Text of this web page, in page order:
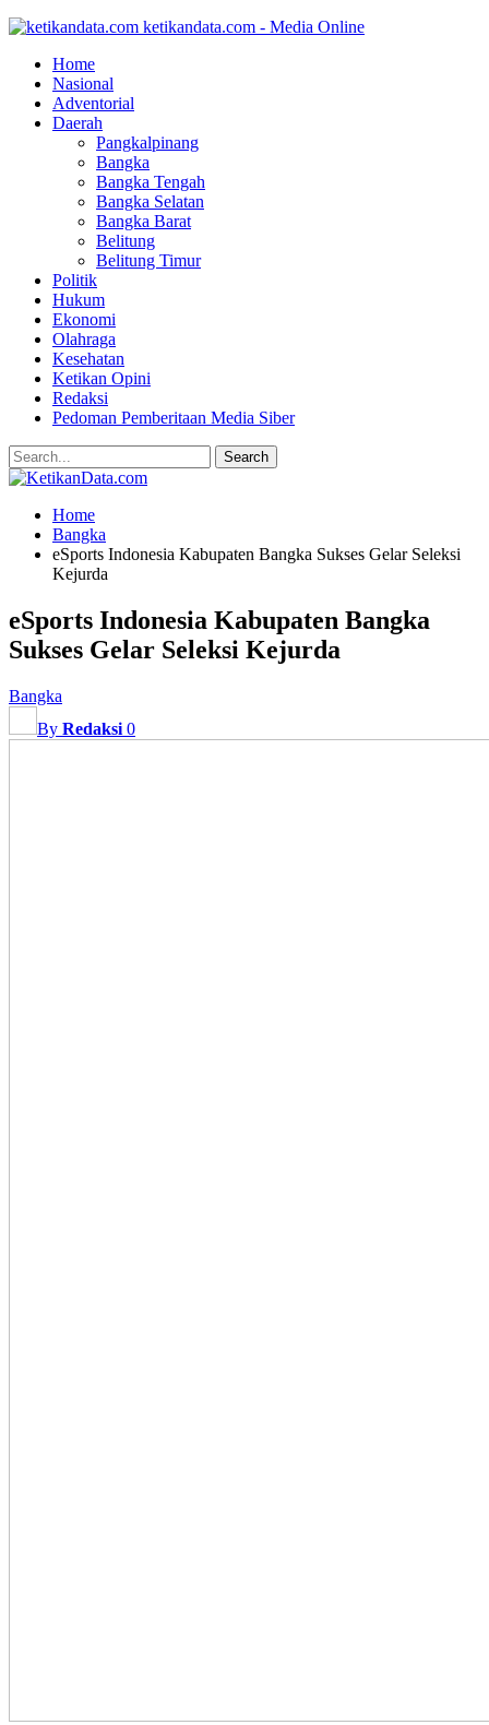
ketikandata.com - Media Online
Home
Nasional
Adventorial
Daerah
Pangkalpinang
Bangka
Bangka Tengah
Bangka Selatan
Bangka Barat
Belitung
Belitung Timur
Politik
Hukum
Ekonomi
Olahraga
Kesehatan
Ketikan Opini
Redaksi
Pedoman Pemberitaan Media Siber
Home
Bangka
eSports Indonesia Kabupaten Bangka Sukses Gelar Seleksi
Kejurda
eSports Indonesia Kabupaten Bangka
Sukses Gelar Seleksi Kejurda
Bangka
By Redaksi 0